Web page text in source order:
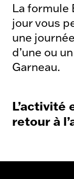
La formule
jour vous
une
d’une ou
Garneau.
L’activité
retour à